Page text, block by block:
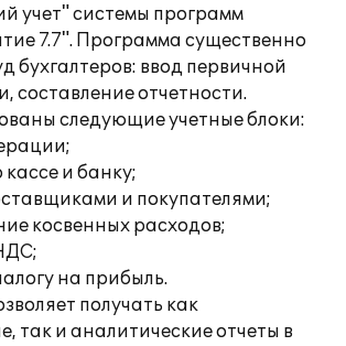
учет" системы программ
7.7". Программа существенно
бухгалтеров: ввод первичной
составление отчетности.
следующие учетные блоки:
и банку;
и покупателями;
косвенных расходов;
на прибыль.
получать как
так и аналитические отчеты в